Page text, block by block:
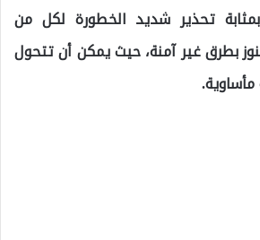
تحذير شديد الخطورة لكل من
بطرق غير آمنة، حيث يمكن أن تتحول